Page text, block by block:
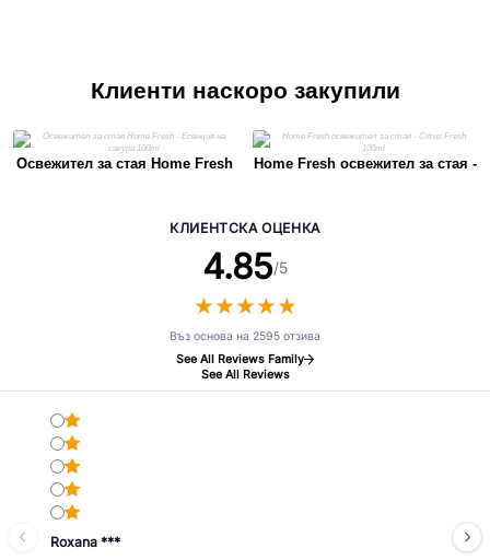
Клиенти наскоро закупили
Освежител за стая Home Fresh
Home Fresh освежител за стая -
КЛИЕНТСКА ОЦЕНКА
4.85/5
★★★★★
★★★★★
Въз основа на 2595 отзива
See All Reviews Family
See All Reviews
Roxana ***